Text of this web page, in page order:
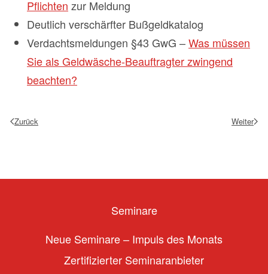
Pflichten zur Meldung
Deutlich verschärfter Bußgeldkatalog
Verdachtsmeldungen §43 GwG –Was müssen
Sie als Geldwäsche-Beauftragter zwingend
beachten?
Zurück Weiter
Seminare
Neue Seminare – Impuls des Monats
Zertifizierter Seminaranbieter